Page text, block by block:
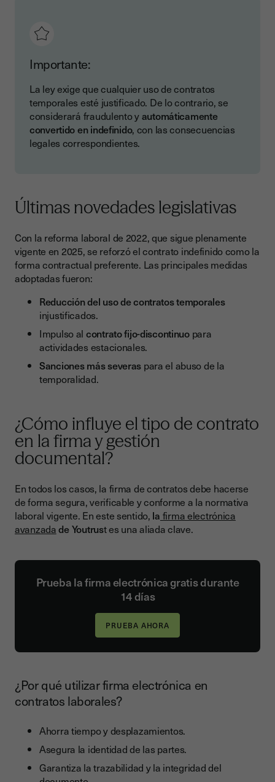
Importante:
La ley exige que cualquier uso de contratos
temporales esté justificado. De lo contrario, se
considerará fraudulento yautomáticamente
convertido en indefinido, con las consecuencias
legales correspondientes.
Últimas novedades legislativas
Con la reforma laboral de 2022, que sigue plenamente
vigente en 2025, se reforzó el contrato indefinido como la
forma contractual preferente. Las principales medidas
adoptadas fueron:
Reducción del uso de contratos temporales
injustificados.
Impulso al contrato fijo-discontinuopara
actividades estacionales.
Sanciones más severas para el abuso de la
temporalidad.
¿Cómo influye el tipo de contrato
en la firma y gestión
documental?
En todos los casos, la firma de contratos debe hacerse
de forma segura, verificable y conforme a la normativa
laboral vigente. En este sentido, la firma electrónica
avanzadade Youtrust es una aliada clave.
Prueba la firma electrónica gratis durante
14 días
¿Por qué utilizar firma electrónica en
contratos laborales?
Ahorra tiempo y desplazamientos.
Asegura la identidad de las partes.
Garantiza la trazabilidad y la integridad del